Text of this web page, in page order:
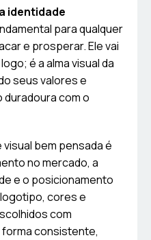
identidade
para qualquer
e prosperar. Ele vai
é a alma visual da
seus valores e
com o
bem pensada é
no mercado, a
e o posicionamento
cores e
com
consistente,